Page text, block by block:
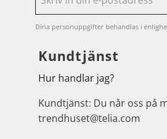
Dina personuppgifter behandlas i
Kundtjänst
Hur handlar jag?
Kundtjänst: Du når oss på
trendhuset@telia.com